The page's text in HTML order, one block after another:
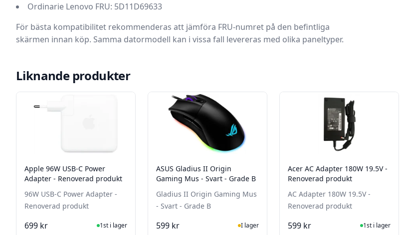
Ordinarie Lenovo FRU: 5D11D69633
För bästa kompatibilitet rekommenderas att jämföra FRU-numret på den befintliga
skärmen innan köp. Samma datormodell kan i vissa fall levereras med olika paneltyper.
Liknande produkter
Apple 96W USB-C Power
Adapter - Renoverad produkt
96W USB-C Power Adapter -
Renoverad produkt
699 kr I Lager1st i lager
ASUS Gladius II Origin
Gaming Mus - Svart - Grade B
Gladius II Origin Gaming Mus
- Svart - Grade B
599 kr I lager
Acer AC Adapter 180W 19.5V -
Renoverad produkt
AC Adapter 180W 19.5V -
Renoverad produkt
599 kr I Lager1st i lager